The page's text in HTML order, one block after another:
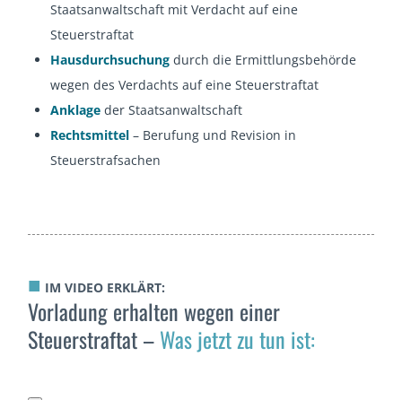
Staatsanwaltschaft mit Verdacht auf eine
Steuerstraftat
Hausdurchsuchung durch die Ermittlungsbehörde
wegen des Verdachts auf eine Steuerstraftat
Anklage der Staatsanwaltschaft
Rechtsmittel – Berufung und Revision in
Steuerstrafsachen
■ IM VIDEO ERKLÄRT:
Vorladung erhalten wegen einer
Steuerstraftat –Was jetzt zu tun ist: